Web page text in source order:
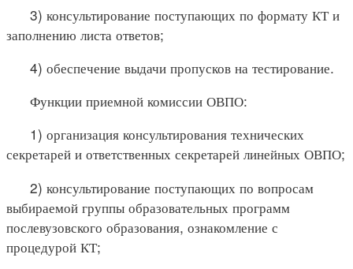
3) консультирование поступающих по формату КТ и
заполнению листа ответов;
4) обеспечение выдачи пропусков на тестирование.
Функции приемной комиссии ОВПО:
1) организация консультирования технических
секретарей и ответственных секретарей линейных ОВПО;
2) консультирование поступающих по вопросам
выбираемой группы образовательных программ
послевузовского образования, ознакомление с
процедурой КТ;